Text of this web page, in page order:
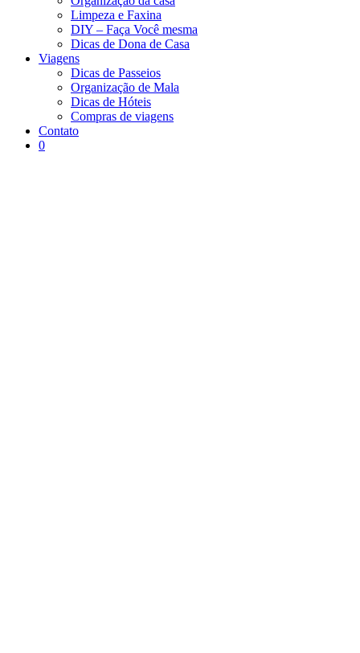
Limpeza e Faxina
DIY – Faça Você mesma
Dicas de Dona de Casa
Viagens
Dicas de Passeios
Organização de Mala
Dicas de Hóteis
Compras de viagens
Contato
0